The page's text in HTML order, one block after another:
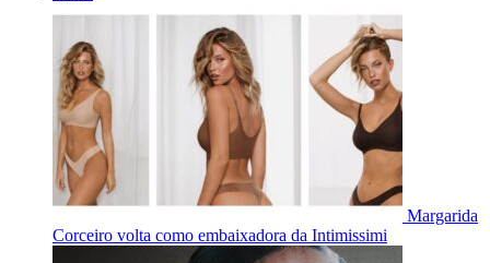
Margarida
Corceiro volta como embaixadora da Intimissimi